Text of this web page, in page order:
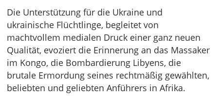
Die Unterstützung für die Ukraine und
ukrainische Flüchtlinge, begleitet von
machtvollem medialen Druck einer ganz neuen
Qualität, evoziert die Erinnerung an das Massaker
im Kongo, die Bombardierung Libyens, die
brutale Ermordung seines rechtmäßig gewählten,
beliebten und geliebten Anführers in Afrika.